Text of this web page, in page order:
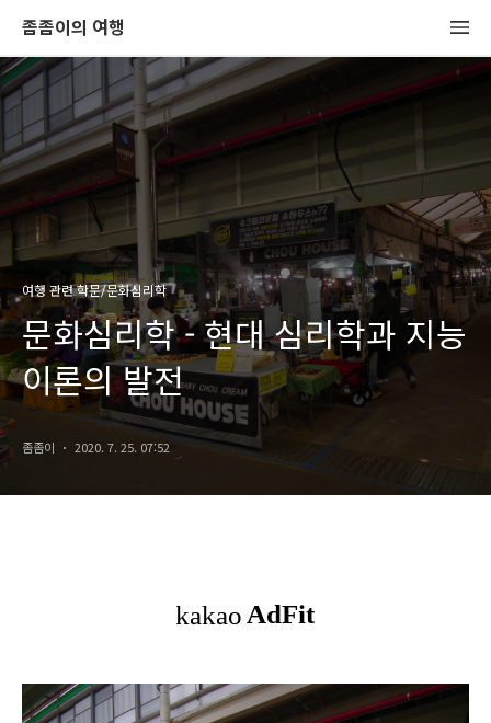
좀좀이의 여행
여행 관련 학문/문화심리학
문화심리학 - 현대 심리학과 지능
이론의 발전
좀좀이 2020. 7. 25. 07:52